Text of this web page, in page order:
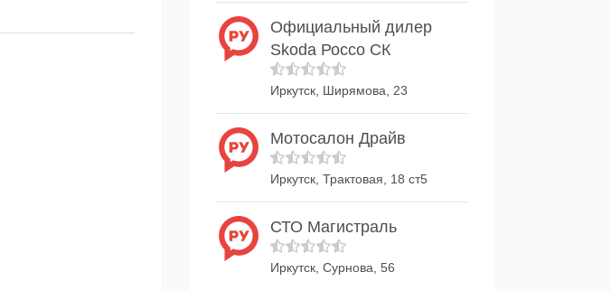
Официальный дилер
Skoda Россо СК
Иркутск, Ширямова, 23
Мотосалон Драйв
Иркутск, Трактовая, 18 ст5
СТО Магистраль
Иркутск, Сурнова, 56